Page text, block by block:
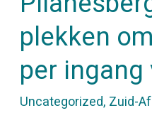
plekken
per ingang
Uncategorized, Zuid-
het
park